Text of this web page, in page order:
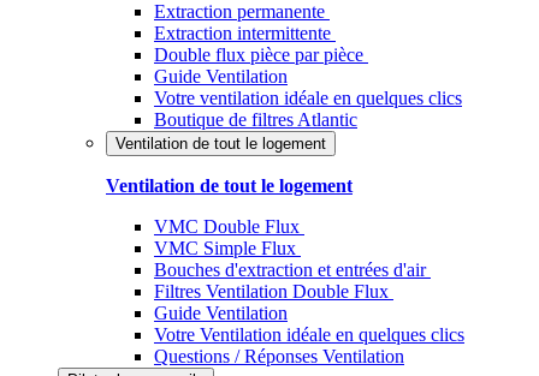
Extraction permanente
Extraction intermittente
Double flux pièce par pièce
Guide Ventilation
Votre ventilation idéale en quelques clics
Boutique de filtres Atlantic
Ventilation de tout le logement
Ventilation de tout le logement
VMC Double Flux
VMC Simple Flux
Bouches d'extraction et entrées d'air
Filtres Ventilation Double Flux
Guide Ventilation
Votre Ventilation idéale en quelques clics
Questions / Réponses Ventilation